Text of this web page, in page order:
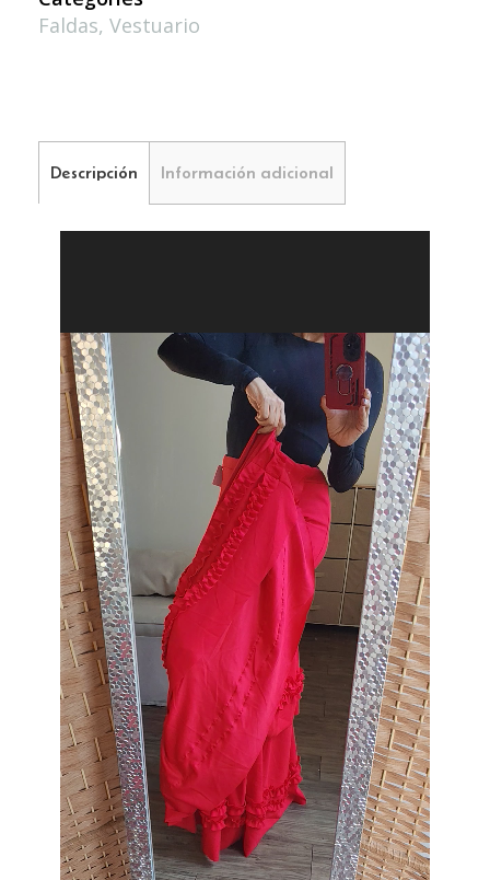
Faldas, Vestuario
Descripción Información adicional